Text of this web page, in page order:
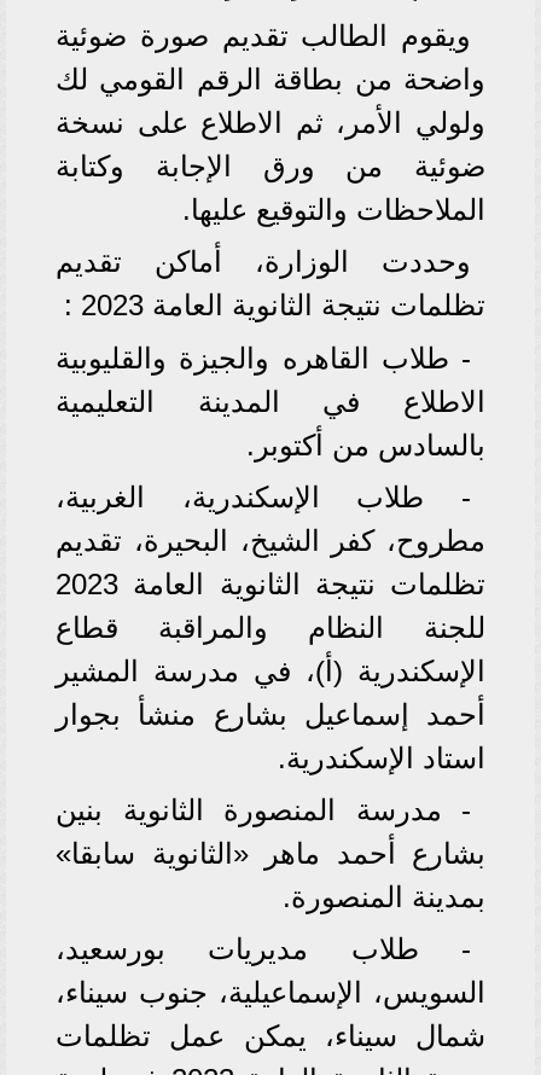
ويقوم الطالب تقديم صورة ضوئية
واضحة من بطاقة الرقم القومي لك
ولولي الأمر، ثم الاطلاع على نسخة
ضوئية من ورق الإجابة وكتابة
الملاحظات والتوقيع عليها.
وحددت الوزارة، أماكن تقديم
تظلمات نتيجة الثانوية العامة 2023 :
- طلاب القاهره والجيزة والقليوبية
الاطلاع في المدينة التعليمية
بالسادس من أكتوبر.
- طلاب الإسكندرية، الغربية،
مطروح، كفر الشيخ، البحيرة، تقديم
تظلمات نتيجة الثانوية العامة 2023
للجنة النظام والمراقبة قطاع
الإسكندرية (أ)، في مدرسة المشير
أحمد إسماعيل بشارع منشأ بجوار
استاد الإسكندرية.
- مدرسة المنصورة الثانوية بنين
بشارع أحمد ماهر «الثانوية سابقا»
بمدينة المنصورة.
- طلاب مديريات بورسعيد،
السويس، الإسماعيلية، جنوب سيناء،
شمال سيناء، يمكن عمل تظلمات